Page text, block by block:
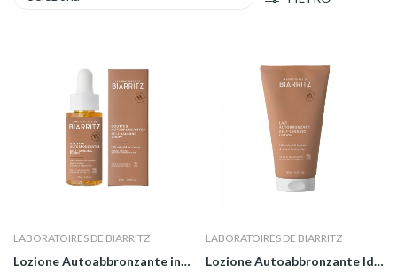
LABORATOIRES DE BIARRITZ
Lozione Autoabbronzante in Gocce Viso e Corpo...
LABORATOIRES DE BIARRITZ
Lozione Autoabbronzante Idratante Viso e Corpo...